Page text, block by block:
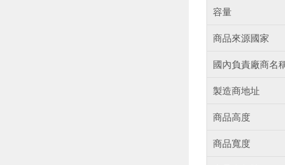
容量
商品來源國家
國內負責廠商名
製造商地址
商品高度
商品寬度